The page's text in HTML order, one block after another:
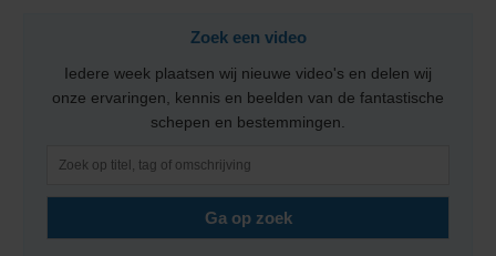
Zoek een video
Iedere week plaatsen wij nieuwe video's en delen wij
onze ervaringen, kennis en beelden van de fantastische
schepen en bestemmingen.